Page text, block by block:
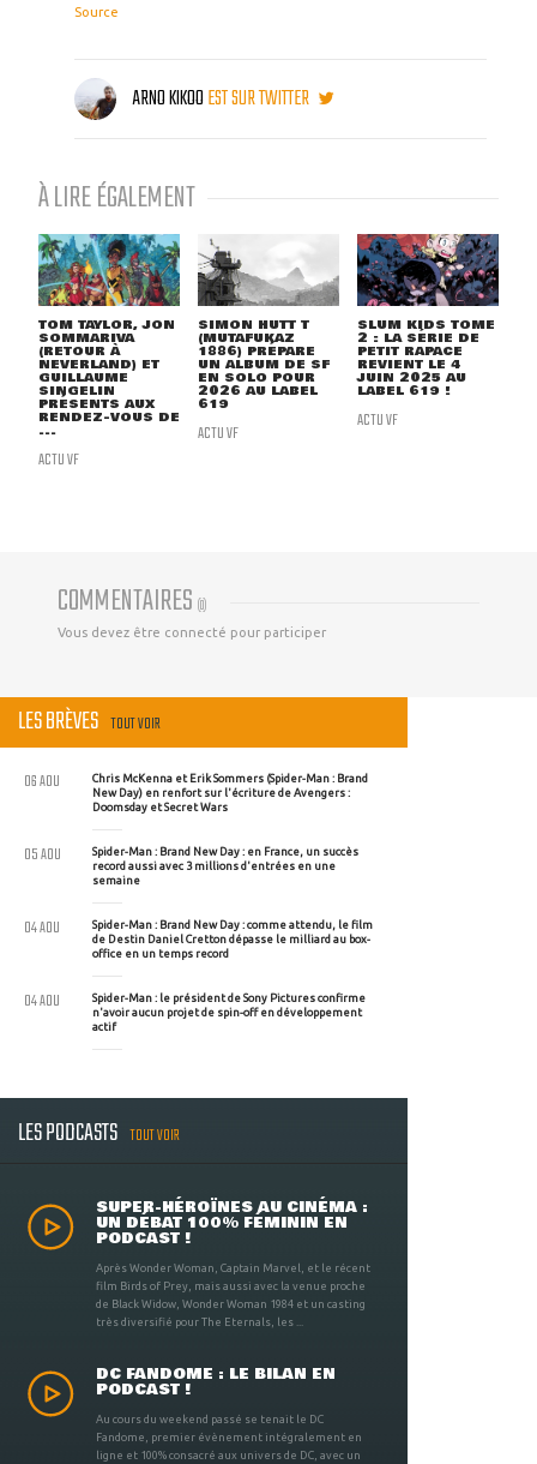
Source
ARNO KIKOOEST SUR TWITTER
À LIRE ÉGALEMENT
TOM TAYLOR, JON
SOMMARIVA
(RETOUR À
NEVERLAND) ET
GUILLAUME
SINGELIN
PRÉSENTS AUX
RENDEZ-VOUS DE
...
ACTU VF
SIMON HUTT T
(MUTAFUKAZ
1886) PRÉPARE
UN ALBUM DE SF
EN SOLO POUR
2026 AU LABEL
619
ACTU VF
SLUM KIDS TOME
2 : LA SÉRIE DE
PETIT RAPACE
REVIENT LE 4
JUIN 2025 AU
LABEL 619 !
ACTU VF
COMMENTAIRES (0)
Vous devez être connecté pour participer
LES BRÈVES TOUT VOIR
Chris McKenna et Erik Sommers (Spider-Man : Brand
New Day) en renfort sur l'écriture de Avengers :
Doomsday et Secret Wars
06 AOU
Spider-Man : Brand New Day : en France, un succès
record aussi avec 3 millions d'entrées en une
semaine
05 AOU
Spider-Man : Brand New Day : comme attendu, le film
de Destin Daniel Cretton dépasse le milliard au box-
office en un temps record
04 AOU
Spider-Man : le président de Sony Pictures confirme
n'avoir aucun projet de spin-off en développement
actif
04 AOU
LES PODCASTS TOUT VOIR
SUPER-HÉROÏNES AU CINÉMA :
UN DÉBAT 100% FÉMININ EN
PODCAST !
Après Wonder Woman, Captain Marvel, et le récent
film Birds of Prey, mais aussi avec la venue proche
de Black Widow, Wonder Woman 1984 et un casting
très diversifié pour The Eternals, les ...
DC FANDOME : LE BILAN EN
PODCAST !
Au cours du weekend passé se tenait le DC
Fandome, premier évènement intégralement en
ligne et 100% consacré aux univers de DC, avec un